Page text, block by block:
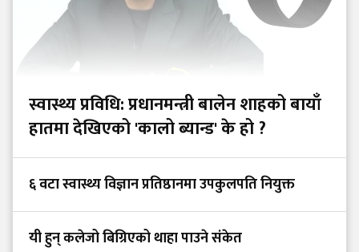
स्वास्थ्य प्रविधि: प्रधानमन्त्री बालेन शाहको बायाँ
हातमा देखिएको 'कालो ब्यान्ड' के हो ?
६ वटा स्वास्थ्य विज्ञान प्रतिष्ठानमा उपकुलपति नियुक्त
यी हुन् कलेजो बिग्रिएको थाहा पाउने संकेत